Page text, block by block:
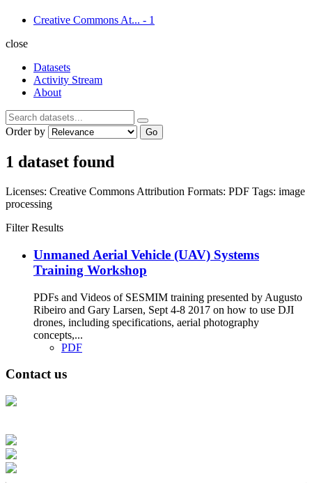
Creative Commons At... - 1
close
Datasets
Activity Stream
About
Order by Go
1 dataset found
Licenses: Creative Commons Attribution Formats: PDF Tags: image
processing
Filter Results
Unmaned Aerial Vehicle (UAV) Systems
Training Workshop
PDFs and Videos of SESMIM training presented by Augusto
Ribeiro and Gary Larsen, Sept 4-8 2017 on how to use DJI
drones, including specifications, aerial photography
concepts,...
PDF
Contact us